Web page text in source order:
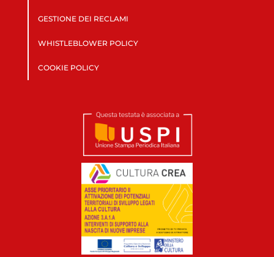
GESTIONE DEI RECLAMI
WHISTLEBLOWER POLICY
COOKIE POLICY